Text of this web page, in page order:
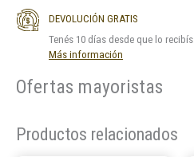
DEVOLUCIÓN GRATIS
Tenés 10 días desde que lo recibís.
Más información
Ofertas mayoristas
Productos relacionados